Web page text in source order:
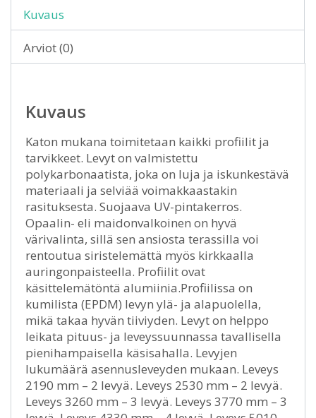
Kuvaus
Arviot (0)
Kuvaus
Katon mukana toimitetaan kaikki profiilit ja
tarvikkeet. Levyt on valmistettu
polykarbonaatista, joka on luja ja iskunkestävä
materiaali ja selviää voimakkaastakin
rasituksesta. Suojaava UV-pintakerros.
Opaalin- eli maidonvalkoinen on hyvä
värivalinta, sillä sen ansiosta terassilla voi
rentoutua siristelemättä myös kirkkaalla
auringonpaisteella. Profiilit ovat
käsittelemätöntä alumiinia.Profiilissa on
kumilista (EPDM) levyn ylä- ja alapuolella,
mikä takaa hyvän tiiviyden. Levyt on helppo
leikata pituus- ja leveyssuunnassa tavallisella
pienihampaisella käsisahalla. Levyjen
lukumäärä asennusleveyden mukaan. Leveys
2190 mm – 2 levyä. Leveys 2530 mm – 2 levyä.
Leveys 3260 mm – 3 levyä. Leveys 3770 mm – 3